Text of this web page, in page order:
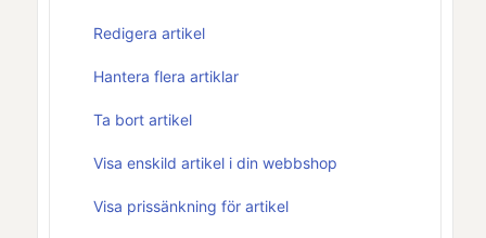
Redigera artikel
Hantera flera artiklar
Ta bort artikel
Visa enskild artikel i din webbshop
Visa prissänkning för artikel